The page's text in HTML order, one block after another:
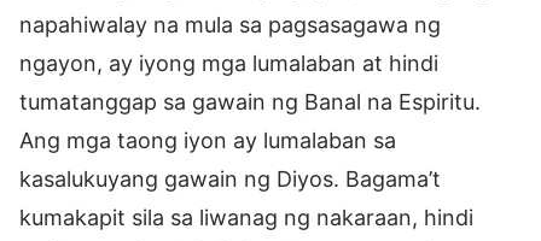
napahiwalay na mula sa pagsasagawa ng
ngayon, ay iyong mga lumalaban at hindi
tumatanggap sa gawain ng Banal na Espiritu.
Ang mga taong iyon ay lumalaban sa
kasalukuyang gawain ng Diyos. Bagama’t
kumakapit sila sa liwanag ng nakaraan, hindi